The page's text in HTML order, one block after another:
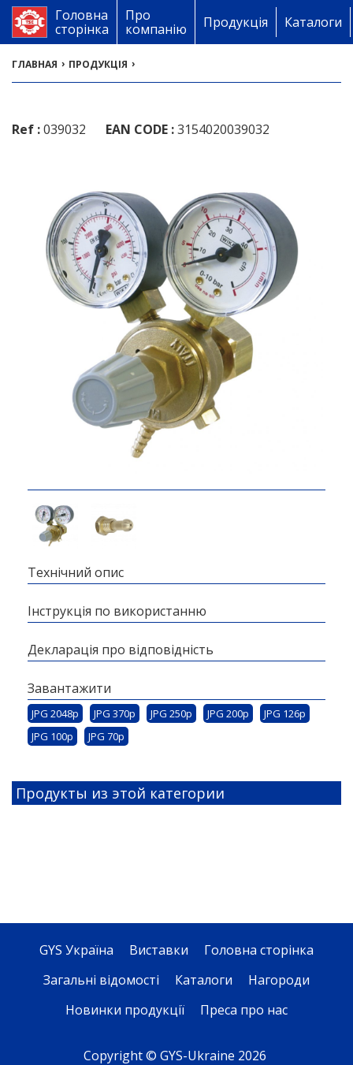
Головна
сторінка
Про
компанію
Продукція Каталоги
ГЛАВНАЯ › ПРОДУКЦІЯ ›
Ref :039032 EAN CODE :3154020039032
Технічний опис
Інструкція по використанню
Декларація про відповідність
Завантажити
JPG 2048p JPG 370p JPG 250p JPG 200p
JPG 126p
JPG 100p
JPG 70p
Продукты из этой категории
GYS Україна Виставки
Головна сторінка
Загальні відомості
Каталоги
Нагороди
Новинки продукції
Преса про нас
Copyright © GYS-Ukraine 2026